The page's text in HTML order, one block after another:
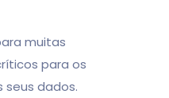
muitas
para os
seus dados.